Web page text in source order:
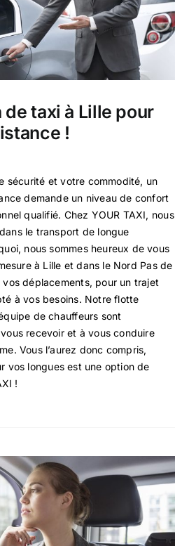
de taxi à Lille pour
!
sécurité et votre commodité, un
demande un niveau de confort
qualifié. Chez YOUR TAXI, nous
le transport de longue
nous sommes heureux de vous
à Lille et dans le Nord Pas de
vos déplacements, pour un trajet
à vos besoins. Notre flotte
de chauffeurs sont
recevoir et à vous conduire
Vous l’aurez donc compris,
vos longues est une option de
!